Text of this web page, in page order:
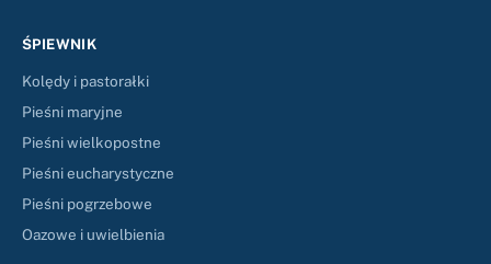
ŚPIEWNIK
Kolędy i pastorałki
Pieśni maryjne
Pieśni wielkopostne
Pieśni eucharystyczne
Pieśni pogrzebowe
Oazowe i uwielbienia